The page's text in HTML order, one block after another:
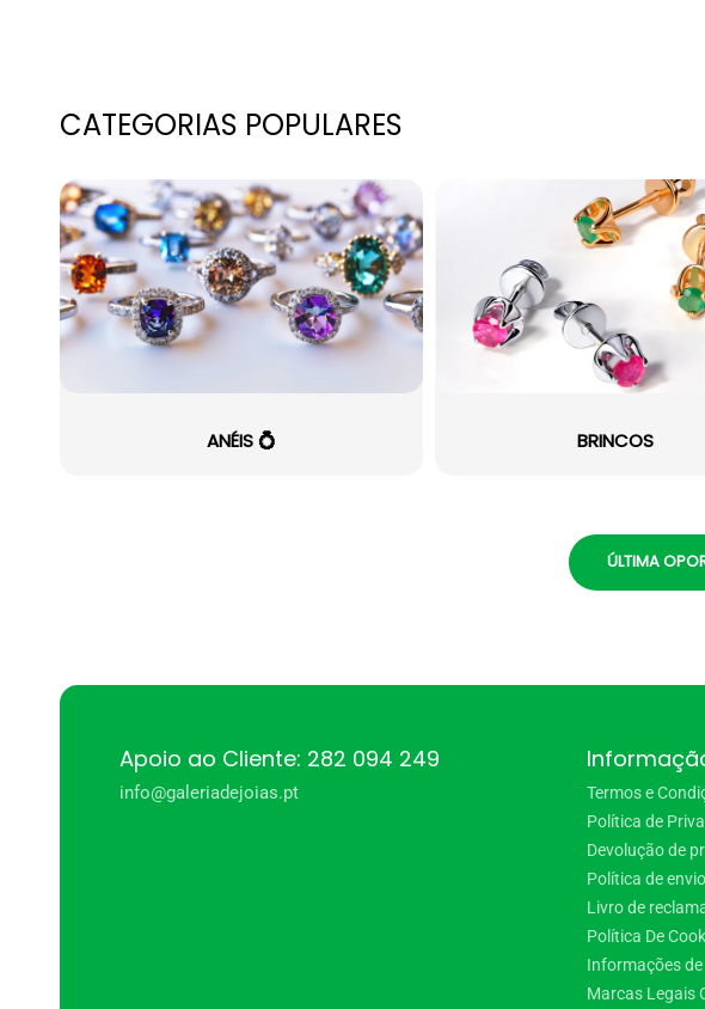
CATEGORIAS POPULARES
ANÉIS 💍 BRINCOS
ÚLTIMA
Apoio ao Cliente: 282 094 249
info@galeriadejoias.pt
Termos e
Política de
Devolução de
Política de envio
Livro de
Política De
Informações
Marcas Legais